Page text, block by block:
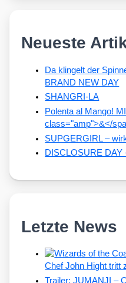
Neueste
Da klingelt der
BRAND NEW DAY
SHANGRI-LA
Polenta al Mango!
class="amp">&</
SUPGERGIRL –
DISCLOSURE
Letzte News
Chef John Hight tritt
Trailer: JUMANJI –